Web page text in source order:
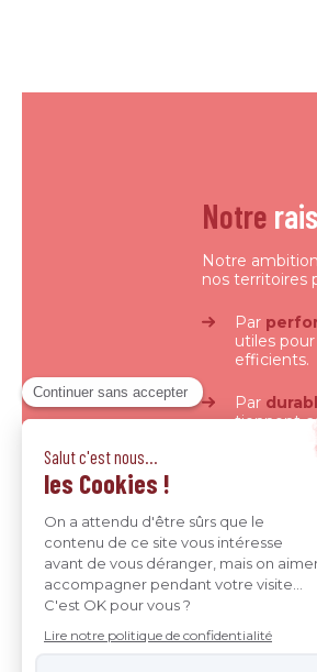
Notre
Notre
nos territoires
Par
utiles
efficients.
Par
tiennent
d’intérêt